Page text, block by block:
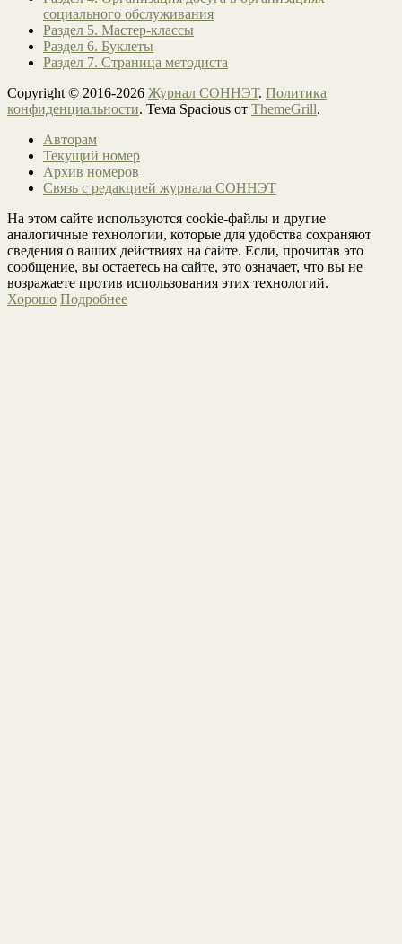
социального обслуживания
Раздел 5. Мастер-классы
Раздел 6. Буклеты
Раздел 7. Страница методиста
Copyright © 2016-2026 Журнал СОННЭТ. Политика
конфиденциальности. Тема Spacious от ThemeGrill.
Авторам
Текущий номер
Архив номеров
Связь с редакцией журнала СОННЭТ
На этом сайте используются cookie-файлы и другие
аналогичные технологии, которые для удобства сохраняют
сведения о ваших действиях на сайте. Если, прочитав это
сообщение, вы остаетесь на сайте, это означает, что вы не
возражаете против использования этих технологий.
Хорошо Подробнее